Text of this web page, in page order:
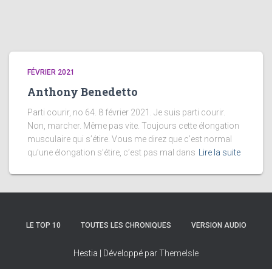
FÉVRIER 2021
Anthony Benedetto
Parti courir, no 64. 8 février 2021. Je suis parti courir.
Non, marcher. Même pas vite. Toujours cette élongation
musculaire qui s’étire. Vous me direz que c’est normal
qu’une élongation s’étire, c’est pas mal dans
Lire la suite
LE TOP 10 TOUTES LES CHRONIQUES VERSION AUDIO
Hestia | Développé parThemeIsle